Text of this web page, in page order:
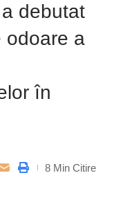
debutat
odoare a
în
8 Min Citire